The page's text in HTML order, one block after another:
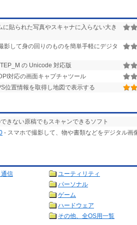
に貼られた写真やスキャナに入らない大き
影して身の回りのものを簡単手軽にデジタ
の Unicode 対応版
対応の画面キャプチャツール
位置情報を取得し地図で表示する
きない原稿でもスキャンできるソフト
- スマホで撮影して、物や書類などをデジタル画
信
ユーティリティ
パーソナル
ゲーム
ハードウェア
その他、全OS用一覧